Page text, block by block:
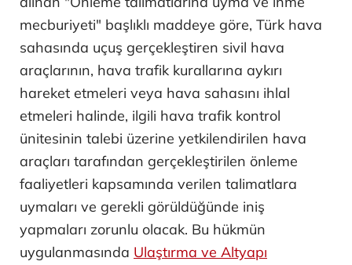
mecburiyeti" başlıklı maddeye göre, Türk hava
sahasında uçuş gerçekleştiren sivil hava
araçlarının, hava trafik kurallarına aykırı
hareket etmeleri veya hava sahasını ihlal
etmeleri halinde, ilgili hava trafik kontrol
ünitesinin talebi üzerine yetkilendirilen hava
araçları tarafından gerçekleştirilen önleme
faaliyetleri kapsamında verilen talimatlara
uymaları ve gerekli görüldüğünde iniş
yapmaları zorunlu olacak. Bu hükmün
uygulanmasında Ulaştırma ve Altyapı